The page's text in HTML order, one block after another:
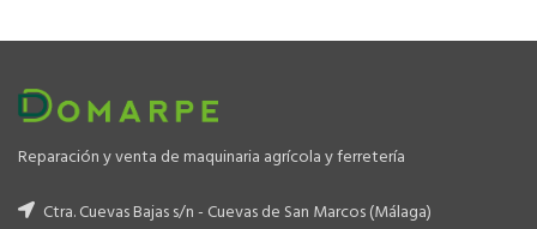
Reparación y venta de maquinaria agrícola y ferretería
Ctra. Cuevas Bajas s/n - Cuevas de San Marcos (Málaga)